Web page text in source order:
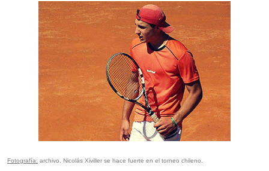
Fotografía: archivo. Nicolás Xiviller se hace fuerte en el torneo chileno.